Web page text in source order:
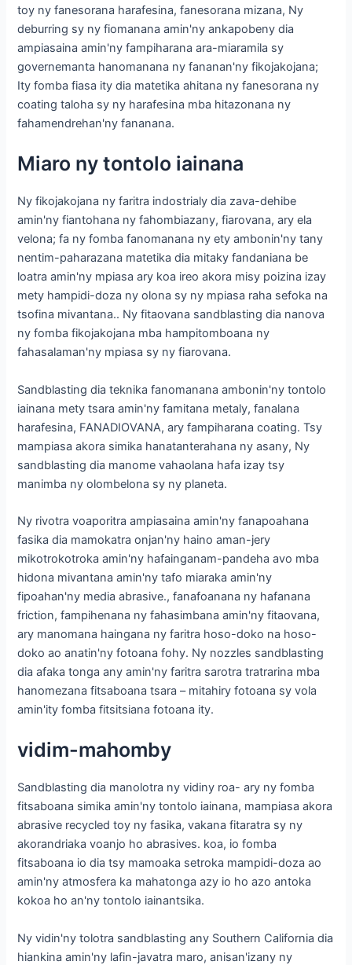
toy ny fanesorana harafesina, fanesorana mizana, Ny
deburring sy ny fiomanana amin'ny ankapobeny dia
ampiasaina amin'ny fampiharana ara-miaramila sy
governemanta hanomanana ny fananan'ny fikojakojana;
Ity fomba fiasa ity dia matetika ahitana ny fanesorana ny
coating taloha sy ny harafesina mba hitazonana ny
fahamendrehan'ny fananana.
Miaro ny tontolo iainana
Ny fikojakojana ny faritra indostrialy dia zava-dehibe
amin'ny fiantohana ny fahombiazany, fiarovana, ary ela
velona; fa ny fomba fanomanana ny ety ambonin'ny tany
nentim-paharazana matetika dia mitaky fandaniana be
loatra amin'ny mpiasa ary koa ireo akora misy poizina izay
mety hampidi-doza ny olona sy ny mpiasa raha sefoka na
tsofina mivantana.. Ny fitaovana sandblasting dia nanova
ny fomba fikojakojana mba hampitomboana ny
fahasalaman'ny mpiasa sy ny fiarovana.
Sandblasting dia teknika fanomanana ambonin'ny tontolo
iainana mety tsara amin'ny famitana metaly, fanalana
harafesina, FANADIOVANA, ary fampiharana coating. Tsy
mampiasa akora simika hanatanterahana ny asany, Ny
sandblasting dia manome vahaolana hafa izay tsy
manimba ny olombelona sy ny planeta.
Ny rivotra voaporitra ampiasaina amin'ny fanapoahana
fasika dia mamokatra onjan'ny haino aman-jery
mikotrokotroka amin'ny hafainganam-pandeha avo mba
hidona mivantana amin'ny tafo miaraka amin'ny
fipoahan'ny media abrasive., fanafoanana ny hafanana
friction, fampihenana ny fahasimbana amin'ny fitaovana,
ary manomana haingana ny faritra hoso-doko na hoso-
doko ao anatin'ny fotoana fohy. Ny nozzles sandblasting
dia afaka tonga any amin'ny faritra sarotra tratrarina mba
hanomezana fitsaboana tsara – mitahiry fotoana sy vola
amin'ity fomba fitsitsiana fotoana ity.
vidim-mahomby
Sandblasting dia manolotra ny vidiny roa- ary ny fomba
fitsaboana simika amin'ny tontolo iainana, mampiasa akora
abrasive recycled toy ny fasika, vakana fitaratra sy ny
akorandriaka voanjo ho abrasives. koa, io fomba
fitsaboana io dia tsy mamoaka setroka mampidi-doza ao
amin'ny atmosfera ka mahatonga azy io ho azo antoka
kokoa ho an'ny tontolo iainantsika.
Ny vidin'ny tolotra sandblasting any Southern California dia
hiankina amin'ny lafin-javatra maro, anisan'izany ny